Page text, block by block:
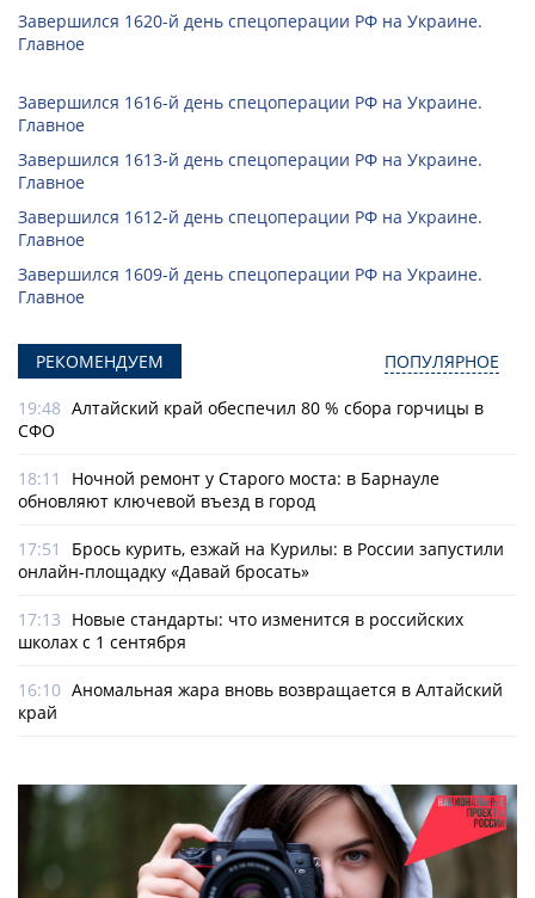
Завершился 1620-й день спецоперации РФ на Украине.
Главное
Завершился 1616-й день спецоперации РФ на Украине.
Главное
Завершился 1613-й день спецоперации РФ на Украине.
Главное
Завершился 1612-й день спецоперации РФ на Украине.
Главное
Завершился 1609-й день спецоперации РФ на Украине.
Главное
РЕКОМЕНДУЕМ ПОПУЛЯРНОЕ
19:48 Алтайский край обеспечил 80 % сбора горчицы в
СФО
18:11
Ночной ремонт у Старого моста: в Барнауле
обновляют ключевой въезд в город
17:51
Брось курить, езжай на Курилы: в России запустили
онлайн-­площадку «Давай бросать»
17:13 Новые стандарты: что изменится в российских
школах с 1 сентября
16:10 Аномальная жара вновь возвращается в Алтайский
край